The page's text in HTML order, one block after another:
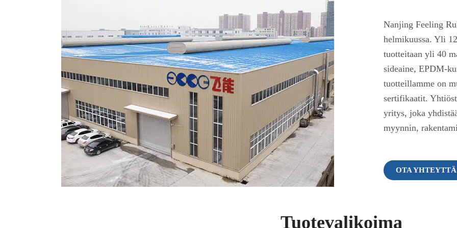
Nanjing Feeling
helmikuussa. Yli
tuotteitaan yli 40
sideaine, EPDM-
tuotteillamme on
sertifikaatit.
yritys, joka
myynnin,
OTA YHTEYTTÄ
Tuotevalikoima